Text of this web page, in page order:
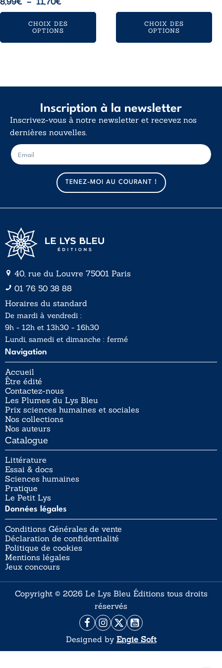
de
prix :
CHOIX DES
OPTIONS
à
18,50€
CHOIX DES
OPTIONS
Inscription à la newsletter
Inscrivez-vous à notre newsletter et recevez nos
dernières nouvelles.
m
a
i
l
E
-
m
TENEZ-MOI AU COURANT !
40, rue du Louvre 75001 Paris
01 76 50 38 88
Horaires du standard
De mardi à vendredi :
9h - 12h et 13h30 - 16h30
Lundi, samedi et dimanche : fermé
Navigation
Accueil
Être édité
Contactez-nous
Les Plumes du Lys Bleu
Prix sciences humaines et sociales
Nos collections
Nos auteurs
Catalogue
Littérature
Essai & docs
Sciences humaines
Pratique
Le Petit Lys
Données légales
Conditions Générales de vente
Déclaration de confidentialité
Politique de cookies
Mentions légales
Jeux concours
Copyright © 2026 Le Lys Bleu Éditions tous droits
réservés
Designed by Engie Soft